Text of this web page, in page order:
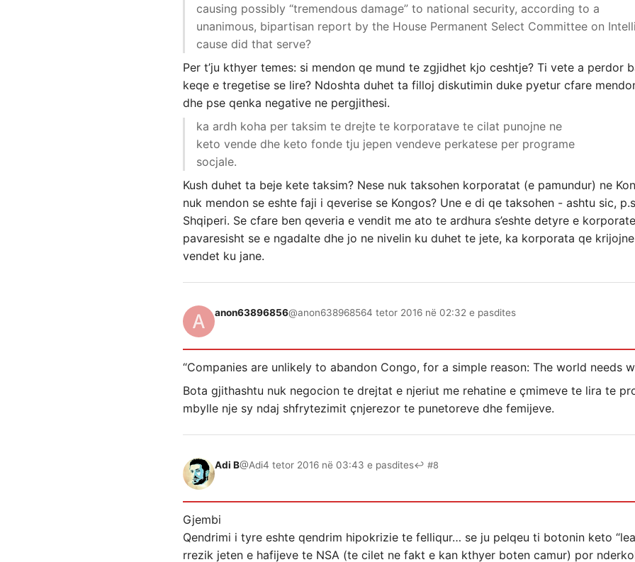
causing possibly “tremendous damage” to national security, according to a
unanimous, bipartisan report by the House Permanent Select Committee on
cause did that serve?
Per t’ju kthyer temes: si mendon qe mund te zgjidhet kjo ceshtje? Ti vete a perdor
keqe e tregetise se lire? Ndoshta duhet ta filloj diskutimin duke pyetur cfare
dhe pse qenka negative ne pergjithesi.
ka ardh koha per taksim te drejte te korporatave te cilat punojne ne
keto vende dhe keto fonde tju jepen vendeve perkatese per programe
socjale.
Kush duhet ta beje kete taksim? Nese nuk taksohen korporatat (e pamundur) ne
nuk mendon se eshte faji i qeverise se Kongos? Une e di qe taksohen - ashtu sic,
Shqiperi. Se cfare ben qeveria e vendit me ato te ardhura s’eshte detyre e
pavaresisht se e ngadalte dhe jo ne nivelin ku duhet te jete, ka korporata qe
vendet ku jane.
anon63896856@anon638968564 tetor 2016 në 02:32 e pasdites
“Companies are unlikely to abandon Congo, for a simple reason: The world needs
Bota gjithashtu nuk negocion te drejtat e njeriut me rehatine e çmimeve te lira te
mbylle nje sy ndaj shfrytezimit çnjerezor te punetoreve dhe femijeve.
Adi B@Adi4 tetor 2016 në 03:43 e pasdites↩ #8
Gjembi
Qendrimi i tyre eshte qendrim hipokrizie te felliqur… se ju pelqeu ti botonin keto
rrezik jeten e hafijeve te NSA (te cilet ne fakt e kan kthyer boten camur) por